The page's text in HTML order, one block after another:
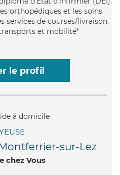
orthopédiques et les soins
services de courses/livraison,
et mobilité*
le profil
sur-Lez
chez Vous